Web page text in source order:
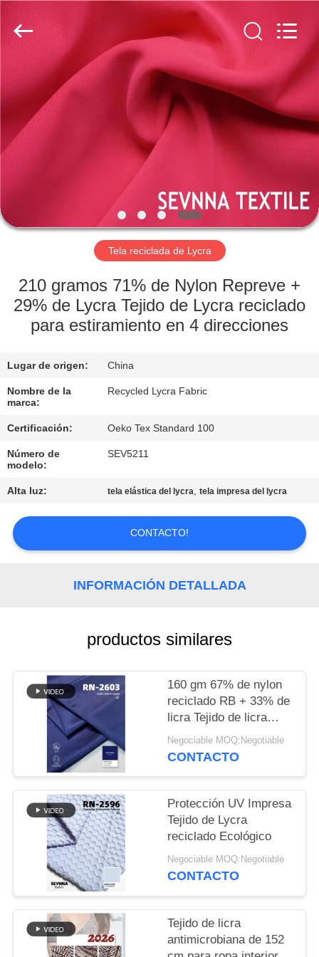
HOGAR
PRODUCTOS
VR
SOBRE
NOSOTROS
VIAJE
FÁBRICA
CALIDAD
EN
CONTACTO
CASOS
MAPA
SITIO
PRIVACY
POLICY
2026
SEVNNA
TEXTILE.
All
Reserved.
Tela reciclada de Lycra
210 gramos 71% de Nylon Repreve +
29% de Lycra Tejido de Lycra reciclado
para estiramiento en 4 direcciones
Lugar de origen: China
Nombre de la
marca:
Recycled Lycra Fabric
Certificación: Oeko Tex Standard 100
Número de
modelo:
SEV5211
Alta luz: tela elástica del lycra,tela impresa del lycra
CONTACTO!
INFORMACIÓN DETALLADA
productos similares
160 gm 67% de nylon
reciclado RB + 33% de
licra Tejido de licra
reciclado RN-2603
Negociable MOQ:Negotiable
CONTACTO
Protección UV Impresa
Tejido de Lycra
reciclado Ecológico
Negociable MOQ:Negotiable
CONTACTO
Tejido de licra
antimicrobiana de 152